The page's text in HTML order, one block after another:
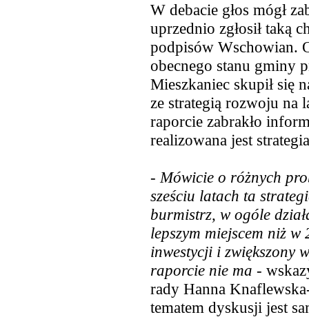
W debacie głos mógł
uprzednio zgłosił taką
podpisów Wschowian.
obecnego stanu gminy
Mieszkaniec skupił się
ze strategią rozwoju
raporcie zabrakło
realizowana jest
- Mówicie o różnych
sześciu latach ta
burmistrz, w ogóle
lepszym miejscem niż w
inwestycji i zwiększony
raporcie nie ma -
rady Hanna
tematem dyskusji jest